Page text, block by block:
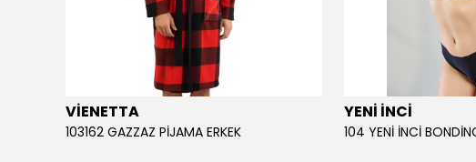
VİENETTA
103162 GAZZAZ PİJAMA ERKEK
YENİ İNCİ